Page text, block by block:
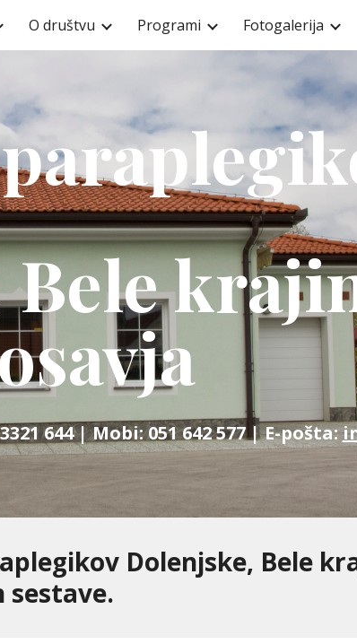
Skip to navigation
O društvu Programi Fotogalerija
644 | Mobi: 051 642 577 | E-pošta:
Dolenjske, Bele
sestave.